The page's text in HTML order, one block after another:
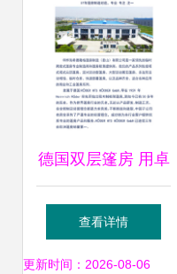
深度技术咨询
德国双层篷房 用卓
越品质定义专业展
览空间——华烨篷
查看详情
更新时间：2026-08-06